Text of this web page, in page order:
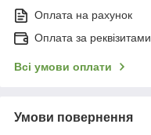
Оплата на рахунок
Оплата за реквізитами
Всі умови оплати
Умови повернення